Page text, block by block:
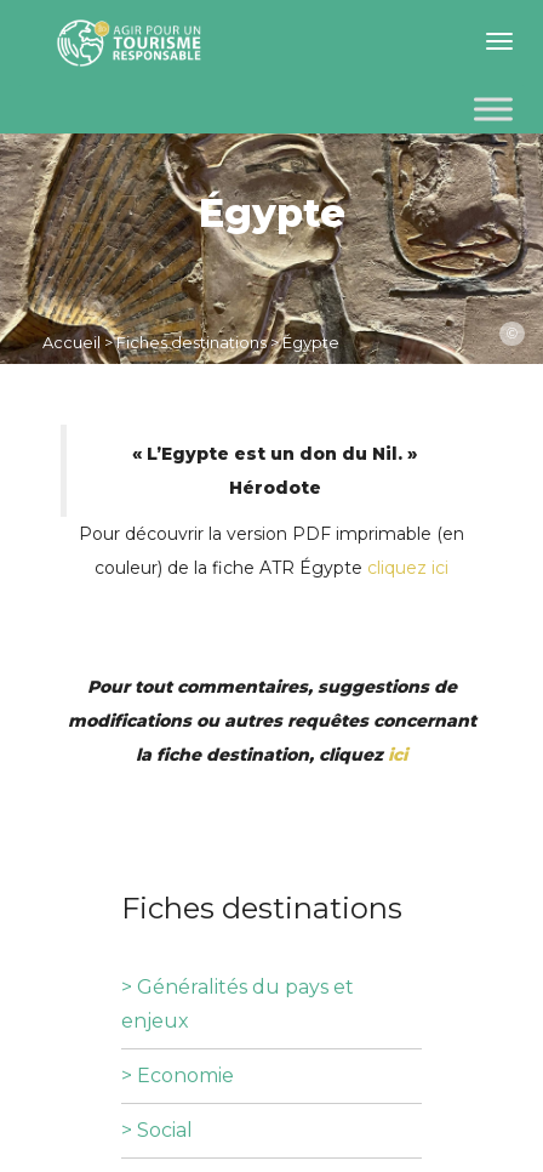
Toggle
Égypte
Accueil >Fiches destinations>Égypte ©
« L’Egypte est un don du Nil. »
Hérodote
Pour découvrir la version PDF imprimable (en
couleur) de la fiche ATR Égypte cliquez ici
Pour tout commentaires, suggestions de
modifications ou autres requêtes concernant
la fiche destination, cliquez ici
Fiches destinations
> Généralités du pays et
enjeux
> Economie
> Social